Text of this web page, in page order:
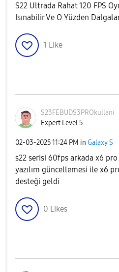
S22 Ultrada Rahat 120 FPS
Isınabilir Ve O Yüzden
1 Like
S23FEBUDS3PROkullanı
Expert Level 5
‎02-03-202511:24 PM in Galaxy S
s22 serisi 60fps arkada x6
yazılım güncellemesi ile x6
desteği geldi
0 Likes